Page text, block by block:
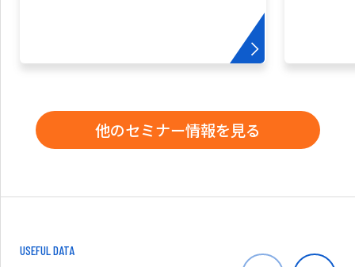
他のセミナー情報を見る
USEFUL DATA